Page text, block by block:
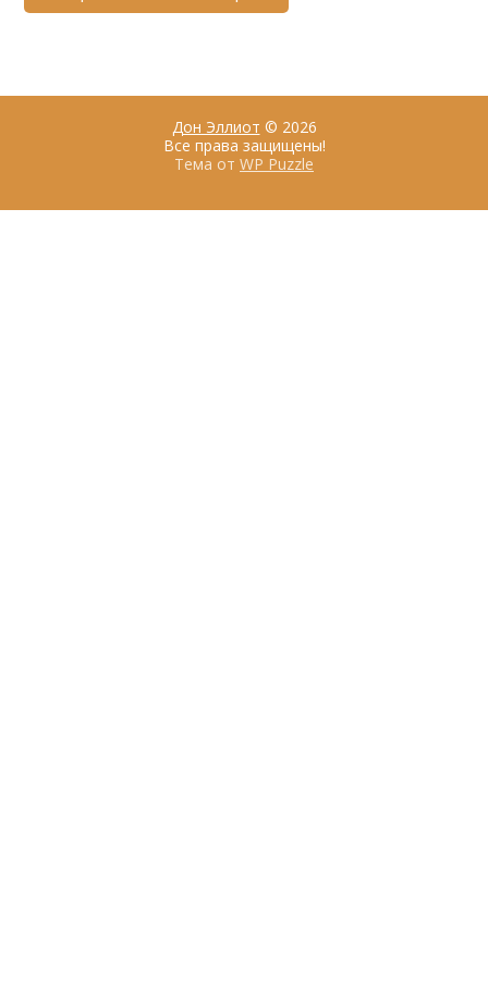
Дон Эллиот © 2026
Все права защищены!
Тема от WP Puzzle